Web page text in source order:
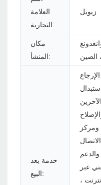
العلامة
التجارية:
زيويل
مكان
المنشأ:
، الصين
خدمة بعد
البيع:
الإرجاع
ومركز
الاتصال
والدعم
عبر
،